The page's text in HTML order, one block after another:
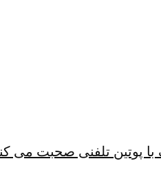
پوتین تلفنی صحبت می